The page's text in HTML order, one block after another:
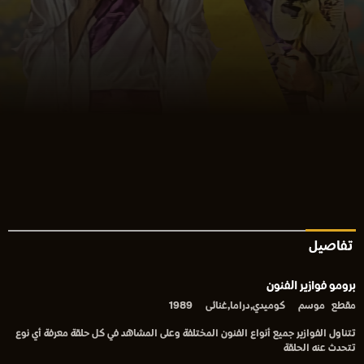
تفاصيل
برومو فوازير الفنون
مقطع موسم كوميدي,دراما,غنائى 1989
تتناول الفوازير جميع أنواع الفنون المختلفة وعلى المشاهد في كل حلقة معرفة أي نوع
تتحدث عنه الحلقة